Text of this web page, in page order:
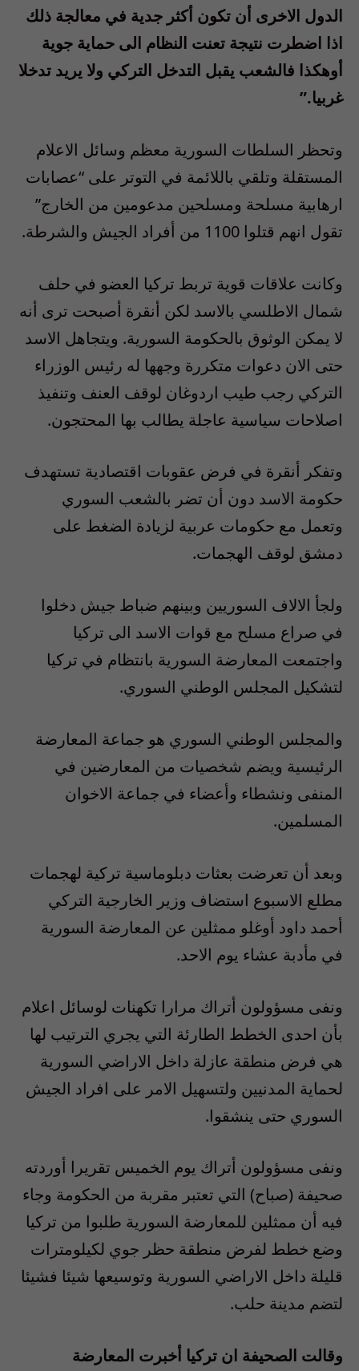
الدول الاخرى أن تكون أكثر جدية في معالجة ذلك
اذا اضطرت نتيجة تعنت النظام الى حماية جوية
أوهكذا فالشعب يقبل التدخل التركي ولا يريد تدخلا
غربيا.”
وتحظر السلطات السورية معظم وسائل الاعلام
المستقلة وتلقي باللائمة في التوتر على “عصابات
ارهابية مسلحة ومسلحين مدعومين من الخارج”
تقول انهم قتلوا 1100 من أفراد الجيش والشرطة.
وكانت علاقات قوية تربط تركيا العضو في حلف
شمال الاطلسي بالاسد لكن أنقرة أصبحت ترى أنه
لا يمكن الوثوق بالحكومة السورية. ويتجاهل الاسد
حتى الان دعوات متكررة وجهها له رئيس الوزراء
التركي رجب طيب اردوغان لوقف العنف وتنفيذ
اصلاحات سياسية عاجلة يطالب بها المحتجون.
وتفكر أنقرة في فرض عقوبات اقتصادية تستهدف
حكومة الاسد دون أن تضر بالشعب السوري
وتعمل مع حكومات عربية لزيادة الضغط على
دمشق لوقف الهجمات.
ولجأ الالاف السوريين وبينهم ضباط جيش دخلوا
في صراع مسلح مع قوات الاسد الى تركيا
واجتمعت المعارضة السورية بانتظام في تركيا
لتشكيل المجلس الوطني السوري.
والمجلس الوطني السوري هو جماعة المعارضة
الرئيسية ويضم شخصيات من المعارضين في
المنفى ونشطاء وأعضاء في جماعة الاخوان
المسلمين.
وبعد أن تعرضت بعثات دبلوماسية تركية لهجمات
مطلع الاسبوع استضاف وزير الخارجية التركي
أحمد داود أوغلو ممثلين عن المعارضة السورية
في مأدبة عشاء يوم الاحد.
ونفى مسؤولون أتراك مرارا تكهنات لوسائل اعلام
بأن احدى الخطط الطارئة التي يجري الترتيب لها
هي فرض منطقة عازلة داخل الاراضي السورية
لحماية المدنيين ولتسهيل الامر على افراد الجيش
السوري حتى ينشقوا.
ونفى مسؤولون أتراك يوم الخميس تقريرا أوردته
صحيفة (صباح) التي تعتبر مقربة من الحكومة وجاء
فيه أن ممثلين للمعارضة السورية طلبوا من تركيا
وضع خطط لفرض منطقة حظر جوي لكيلومترات
قليلة داخل الاراضي السورية وتوسيعها شيئا فشيئا
لتضم مدينة حلب.
وقالت الصحيفة ان تركيا أخبرت المعارضة